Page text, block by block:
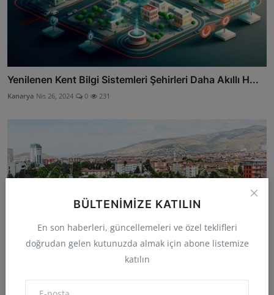
BÜLTENIMIZE KATILIN
En son haberleri, güncellemeleri ve özel teklifleri
doğrudan gelen kutunuzda almak için abone listemize
katılın
Yenilenen Kent Bilgi Sistemleri Şehirleri Daha Akıllı H...
Kanarya Nis 26, 2024 0 231